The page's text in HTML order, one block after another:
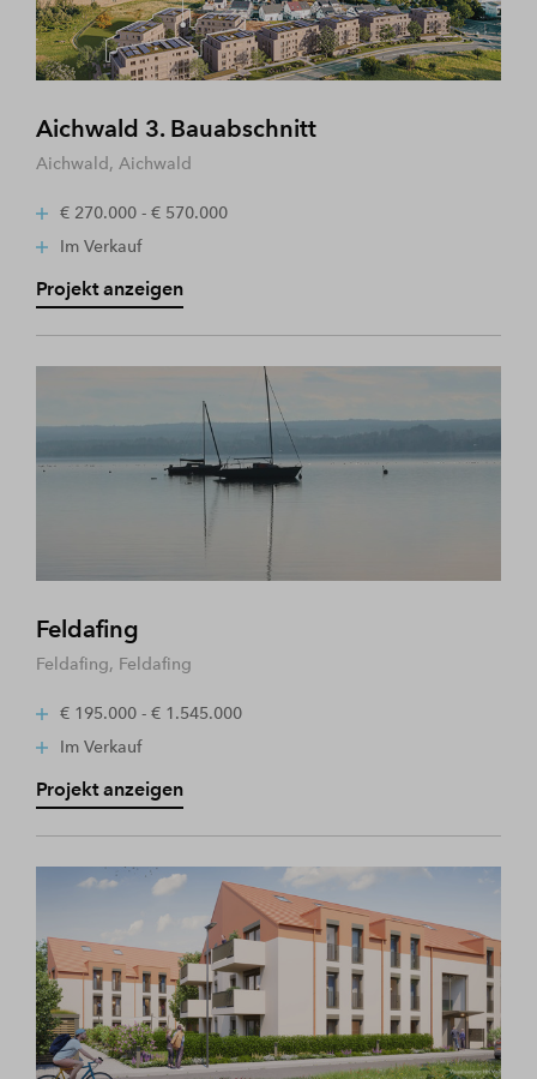
Aichwald 3. Bauabschnitt
Aichwald, Aichwald
€ 270.000 - € 570.000
Im Verkauf
Projekt anzeigen
Feldafing
Feldafing, Feldafing
€ 195.000 - € 1.545.000
Im Verkauf
Projekt anzeigen